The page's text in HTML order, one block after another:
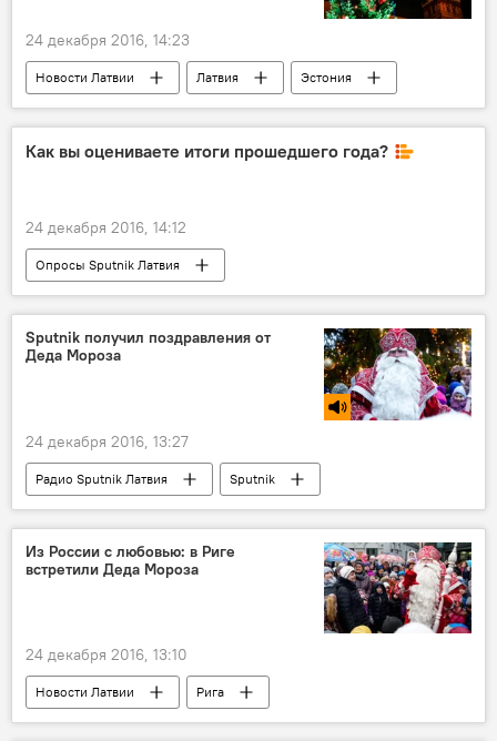
24 декабря 2016, 14:23
Новости Латвии Латвия
Эстония
Братство Черноголовых
рождественская ель
Как вы оцениваете итоги прошедшего года?
24 декабря 2016, 14:12
Опросы Sputnik Латвия
Sputnik получил поздравления от
Деда Мороза
24 декабря 2016, 13:27
Радио Sputnik Латвия
Sputnik
Новый год
Дед Мороз
Из России с любовью: в Риге
встретили Деда Мороза
24 декабря 2016, 13:10
Новости Латвии
Рига
Ратушная площадь
Новый год